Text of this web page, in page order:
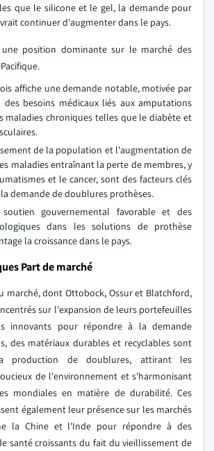
que le silicone et le gel, la demande pour
continuer d'augmenter dans le pays.
une position dominante sur le marché des
affiche une demande notable, motivée par
besoins médicaux liés aux amputations
maladies chroniques telles que le diabète et
de la population et l'augmentation de
maladies entraînant la perte de membres, y
et le cancer, sont des facteurs clés
demande de doublures prothèses.
gouvernemental favorable et des
dans les solutions de prothèse
la croissance dans le pays.
Part de marché
marché, dont Ottobock, Ossur et Blatchford,
sur l'expansion de leurs portefeuilles
innovants pour répondre à la demande
des matériaux durables et recyclables sont
production de doublures, attirant les
de l'environnement et s'harmonisant
mondiales en matière de durabilité. Ces
également leur présence sur les marchés
la Chine et l'Inde pour répondre à des
santé croissants du fait du vieillissement de